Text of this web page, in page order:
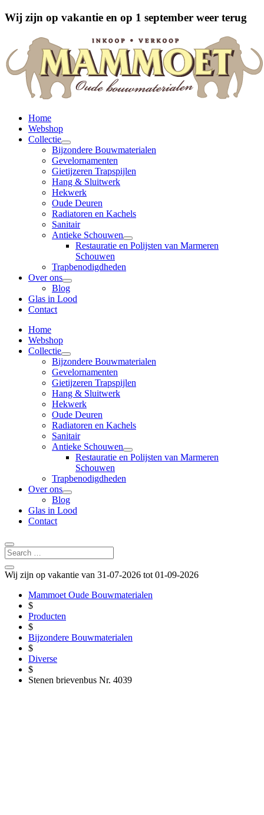
Wij zijn op vakantie en op 1 september weer terug
Home
Webshop
Collectie
Bijzondere Bouwmaterialen
Gevelornamenten
Gietijzeren Trapspijlen
Hang & Sluitwerk
Hekwerk
Oude Deuren
Radiatoren en Kachels
Sanitair
Antieke Schouwen
Restauratie en Polijsten van Marmeren
Schouwen
Trapbenodigdheden
Over ons
Blog
Glas in Lood
Contact
Home
Webshop
Collectie
Bijzondere Bouwmaterialen
Gevelornamenten
Gietijzeren Trapspijlen
Hang & Sluitwerk
Hekwerk
Oude Deuren
Radiatoren en Kachels
Sanitair
Antieke Schouwen
Restauratie en Polijsten van Marmeren
Schouwen
Trapbenodigdheden
Over ons
Blog
Glas in Lood
Contact
Wij zijn op vakantie van 31-07-2026 tot 01-09-2026
Mammoet Oude Bouwmaterialen
$
Producten
$
Bijzondere Bouwmaterialen
$
Diverse
$
Stenen brievenbus Nr. 4039